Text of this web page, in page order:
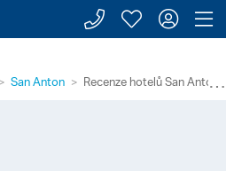
Zavolejte
Moje
⋯
San Anton Recenze hotelů San Anton